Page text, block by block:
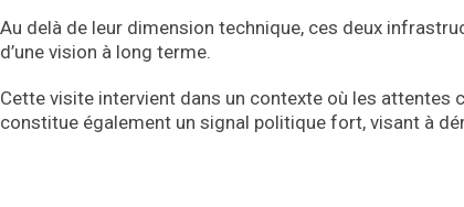
Au delà de leur dimension technique, ces deux
d’une vision à long terme.
Cette visite intervient dans un contexte où les attentes
constitue également un signal politique fort, visant à